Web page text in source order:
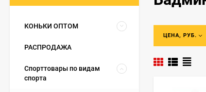
ЦЕНА, РУБ.
КОНЬКИ ОПТОМ
РАСПРОДАЖА
Спорттовары по видам
спорта